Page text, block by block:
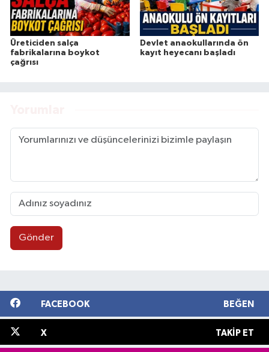
Üreticiden salça
fabrikalarına boykot
çağrısı
Devlet anaokullarında ön
kayıt heyecanı başladı
Gönder
FACEBOOK BEĞEN
X TAKIP ET